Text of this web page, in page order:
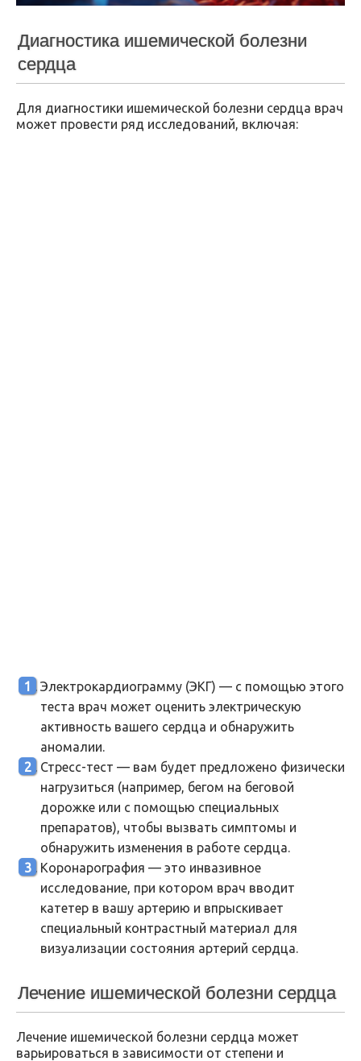
Диагностика ишемической болезни
сердца
Для диагностики ишемической болезни сердца врач
может провести ряд исследований, включая:
Электрокардиограмму (ЭКГ) — с помощью этого
теста врач может оценить электрическую
активность вашего сердца и обнаружить
аномалии.
Стресс-тест — вам будет предложено физически
нагрузиться (например, бегом на беговой
дорожке или с помощью специальных
препаратов), чтобы вызвать симптомы и
обнаружить изменения в работе сердца.
Коронарография — это инвазивное
исследование, при котором врач вводит
катетер в вашу артерию и впрыскивает
специальный контрастный материал для
визуализации состояния артерий сердца.
Лечение ишемической болезни сердца
Лечение ишемической болезни сердца может
варьироваться в зависимости от степени и